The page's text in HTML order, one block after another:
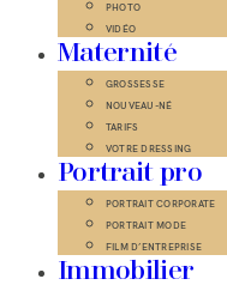
PHOTO
VIDÉO
Maternité
GROSSESSE
NOUVEAU-NÉ
TARIFS
VOTRE DRESSING
Portrait pro
PORTRAIT CORPORATE
PORTRAIT MODE
FILM D’ENTREPRISE
Immobilier